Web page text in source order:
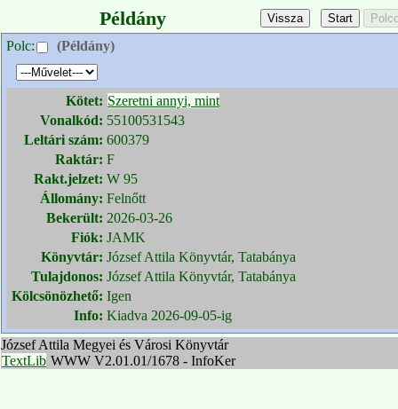
Példány
Polc: (Példány)
Kötet: Szeretni annyi, mint
Vonalkód: 55100531543
Leltári szám: 600379
Raktár: F
Rakt.jelzet: W 95
Állomány: Felnőtt
Bekerült: 2026-03-26
Fiók: JAMK
Könyvtár: József Attila Könyvtár, Tatabánya
Tulajdonos: József Attila Könyvtár, Tatabánya
Kölcsönözhető: Igen
Info: Kiadva 2026-09-05-ig
József Attila Megyei és Városi Könyvtár
TextLib WWW V2.01.01/1678 - InfoKer